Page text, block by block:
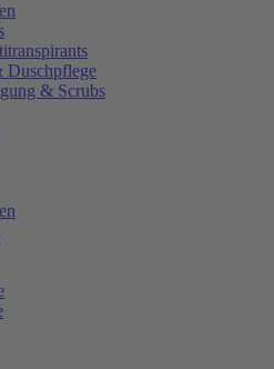
Duschpflege
& Scrubs